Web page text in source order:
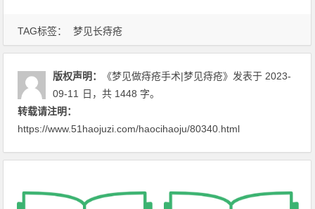
TAG标签： 梦见长痔疮
版权声明： 《梦见做痔疮手术|梦见痔疮》 发表于 2023-
09-11
日 ，共 1448 字。
转载请注明：
https://www.51haojuzi.com/haocihaoju/80340.html